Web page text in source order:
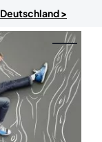
>